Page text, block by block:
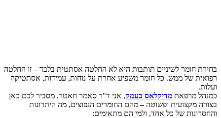
בחירת חומר לשיניים תותבות היא לא החלטה אסתטית בלבד – זו החלטה
רפואית של ממש. כל חומר משפיע אחרת על נוחות, עמידות, אסתטיקה
ועלות.
כמנהל מרפאת מדיקלאס בעמק, אני ד"ר סאמר חאטר, מסביר לכם כאן
בצורה מקצועית ופשוטה – מהם החומרים הנפוצים, מה היתרונות
והחסרונות של כל אחד, ולמי הם מתאימים: